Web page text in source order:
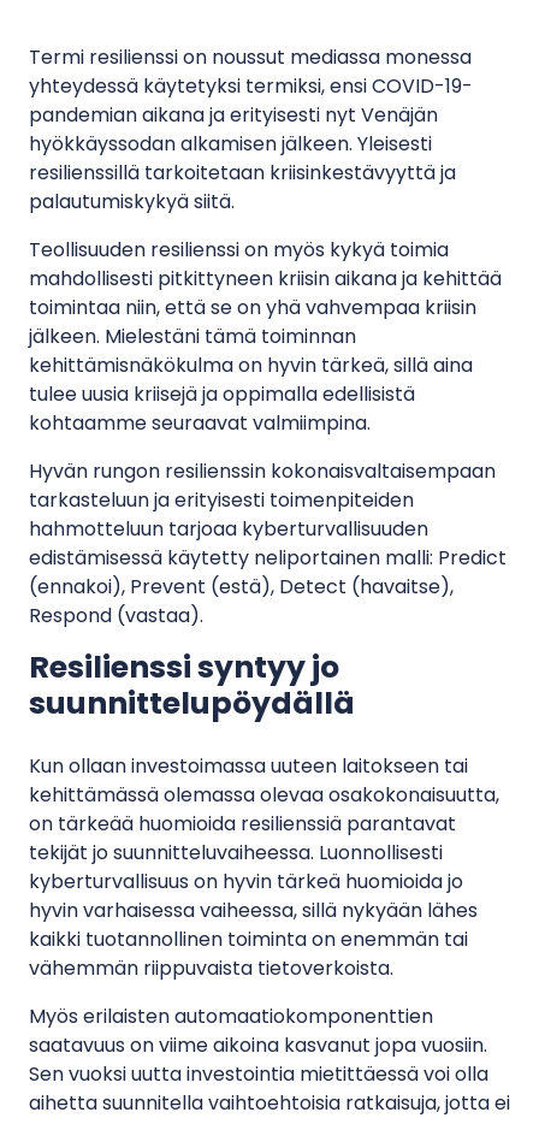
Termi resilienssi on noussut mediassa monessa
yhteydessä käytetyksi termiksi, ensi COVID-19-
pandemian aikana ja erityisesti nyt Venäjän
hyökkäyssodan alkamisen jälkeen. Yleisesti
resilienssillä tarkoitetaan kriisinkestävyyttä ja
palautumiskykyä siitä.
Teollisuuden resilienssi on myös kykyä toimia
mahdollisesti pitkittyneen kriisin aikana ja kehittää
toimintaa niin, että se on yhä vahvempaa kriisin
jälkeen. Mielestäni tämä toiminnan
kehittämisnäkökulma on hyvin tärkeä, sillä aina
tulee uusia kriisejä ja oppimalla edellisistä
kohtaamme seuraavat valmiimpina.
Hyvän rungon resilienssin kokonaisvaltaisempaan
tarkasteluun ja erityisesti toimenpiteiden
hahmotteluun tarjoaa kyberturvallisuuden
edistämisessä käytetty neliportainen malli: Predict
(ennakoi), Prevent (estä), Detect (havaitse),
Respond (vastaa).
Resilienssi syntyy jo
suunnittelupöydällä
Kun ollaan investoimassa uuteen laitokseen tai
kehittämässä olemassa olevaa osakokonaisuutta,
on tärkeää huomioida resilienssiä parantavat
tekijät jo suunnitteluvaiheessa. Luonnollisesti
kyberturvallisuus on hyvin tärkeä huomioida jo
hyvin varhaisessa vaiheessa, sillä nykyään lähes
kaikki tuotannollinen toiminta on enemmän tai
vähemmän riippuvaista tietoverkoista.
Myös erilaisten automaatiokomponenttien
saatavuus on viime aikoina kasvanut jopa vuosiin.
Sen vuoksi uutta investointia mietittäessä voi olla
aihetta suunnitella vaihtoehtoisia ratkaisuja, jotta ei